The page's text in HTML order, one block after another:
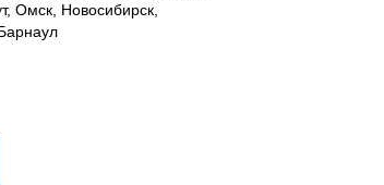
Омск, Новосибирск,